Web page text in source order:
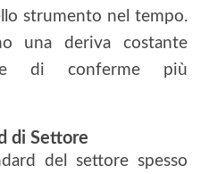
strumento nel tempo.
una deriva costante
di conferme più
di Settore
del settore spesso